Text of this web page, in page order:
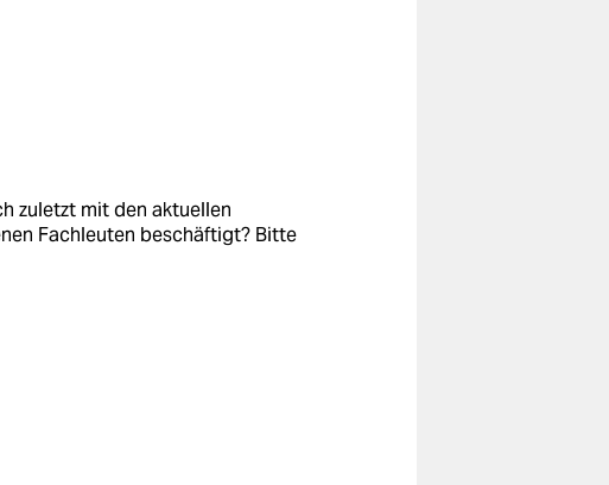
zuletzt mit den aktuellen
Fachleuten beschäftigt? Bitte